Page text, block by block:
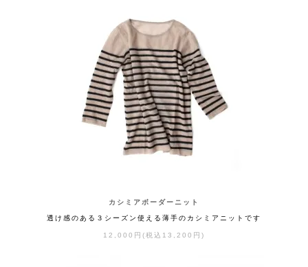
カシミアボーダーニット
透け感のある３シーズン使える薄手のカシミアニットです
12,000円(税込13,200円)